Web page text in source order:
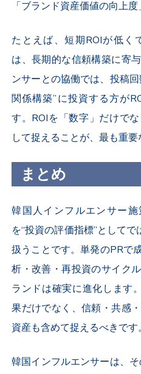
「ブランド資産価値の向上度
たとえば、短期ROIが低く
は、長期的な信頼構築に寄
ンサーとの協働では、投稿
関係構築”に投資する方が
す。ROIを「数字」だけで
して捉えることが、最も重要
まとめ
韓国人イ ンフルエンサー
を“投資の評価指標”として
扱うことです。単発のPRで
析・改善・再投資のサイク
ランドは確実に進化します
果だけでなく、信頼・共感
資産も含めて捉えるべきです。
韓国インフルエンサーは、